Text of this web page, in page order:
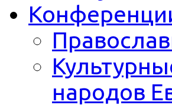
народов